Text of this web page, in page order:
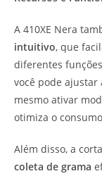
A 410XE Nera
intuitivo, que
diferentes
você pode ajustar
mesmo ativar
otimiza o
Além disso, a
coleta de grama